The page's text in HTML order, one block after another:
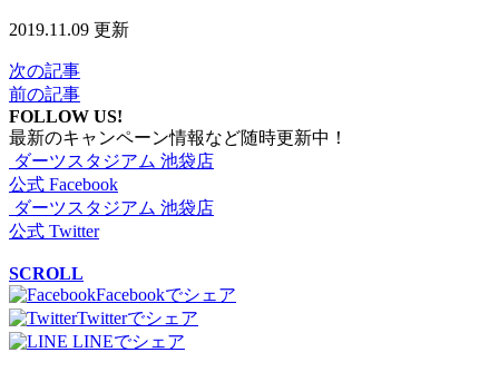
2019.11.09 更新
次の記事
前の記事
FOLLOW US!
最新のキャンペーン情報など随時更新中！
ダーツスタジアム 池袋店
公式 Facebook
ダーツスタジアム 池袋店
公式 Twitter
SCROLL
Facebookでシェア
Twitterでシェア
LINEでシェア